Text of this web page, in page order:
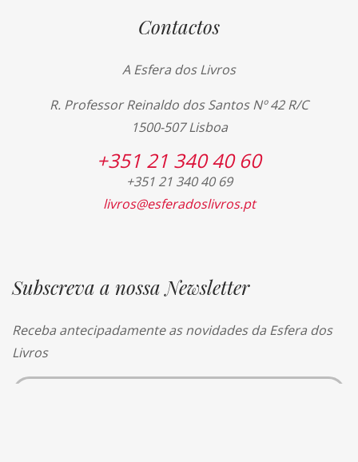
Contactos
A Esfera dos Livros
R. Professor Reinaldo dos Santos Nº 42 R/C
1500-507 Lisboa
+351 21 340 40 60
+351 21 340 40 69
livros@esferadoslivros.pt
Subscreva a nossa Newsletter
Receba antecipadamente as novidades da Esfera dos
Livros